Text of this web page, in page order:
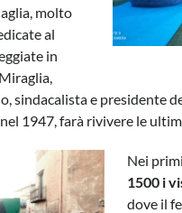
molto
al
in
sindacalista e presidente
1947, farà rivivere le
Nei
1500 i
dove il